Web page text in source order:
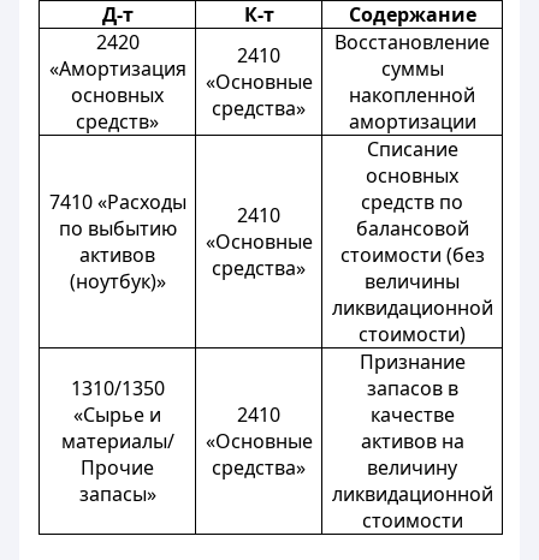
Д-т К-т
Содержание
2420
«Амортизация
основных
средств»
2410
«Основные
средства»
Восстановление
суммы
накопленной
амортизации
7410 «Расходы
по выбытию
активов
(ноутбук)»
2410
«Основные
средства»
Списание
основных
средств по
балансовой
стоимости (без
величины
ликвидационной
стоимости)
1310/1350
«Сырье и
материалы/
Прочие
запасы»
2410
«Основные
средства»
Признание
запасов в
качестве
активов на
величину
ликвидационной
стоимости